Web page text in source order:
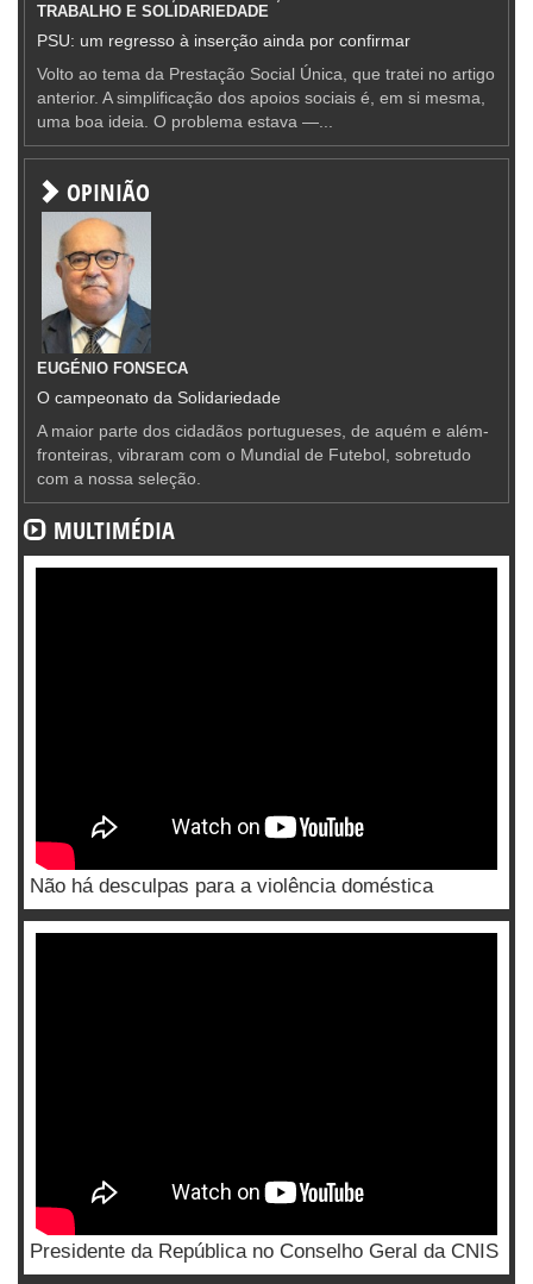
TRABALHO E SOLIDARIEDADE
PSU: um regresso à inserção ainda por confirmar
Volto ao tema da Prestação Social Única, que tratei no artigo
anterior. A simplificação dos apoios sociais é, em si mesma,
uma boa ideia. O problema estava —...
OPINIÃO
EUGÉNIO FONSECA
O campeonato da Solidariedade
A maior parte dos cidadãos portugueses, de aquém e além-
fronteiras, vibraram com o Mundial de Futebol, sobretudo
com a nossa seleção.
MULTIMÉDIA
Não há desculpas para a violência doméstica
Presidente da República no Conselho Geral da CNIS